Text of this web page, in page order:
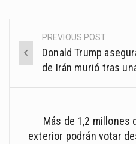
Post
navigation
PREVIOUS POST
Donald Trump
de Irán murió tras
Más de 1,2 millones
exterior podrán votar